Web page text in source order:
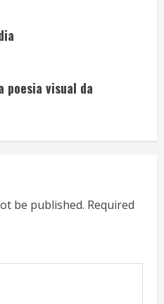
poesia visual da
be published. Required